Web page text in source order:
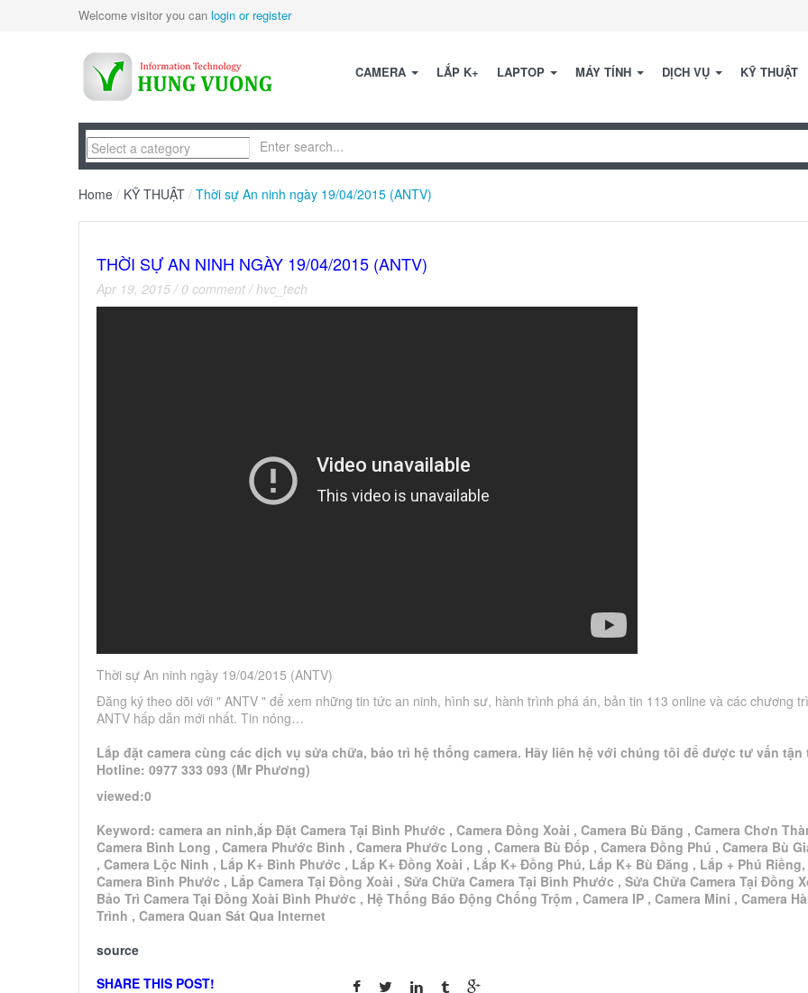
Welcome visitor you can login or register
CAMERA LẮP K+ LAPTOP MÁY TÍNH DỊCH VỤ KỸ THUẬT
Home / KỸ THUẬT / Thời sự An ninh ngày 19/04/2015 (ANTV)
THỜI SỰ AN NINH NGÀY 19/04/2015 (ANTV)
Apr 19, 2015 / 0 comment /hvc_tech
Thời sự An ninh ngày 19/04/2015 (ANTV)
Đăng ký theo dõi với " ANTV " để xem những tin tức an ninh, hình sư, hành trình phá án, bản tin 113 online và các chương
ANTV hấp dẫn mới nhất. Tin nóng…
Lắp đặt camera cùng các dịch vụ sửa chữa, bảo trì hệ thống camera. Hãy liên hệ với chúng tôi để được tư vấn tận
Hotline: 0977 333 093 (Mr Phương)
viewed:0
Keyword: camera an ninh,ắp Đặt Camera Tại Bình Phước , Camera Đồng Xoài , Camera Bù Đăng , Camera Chơn
Camera Bình Long , Camera Phước Bình , Camera Phước Long , Camera Bù Đốp , Camera Đồng Phú , Camera Bù
, Camera Lộc Ninh , Lắp K+ Bình Phước , Lắp K+ Đồng Xoài , Lắp K+ Đồng Phú, Lắp K+ Bù Đăng , Lắp + Phú
Camera Bình Phước , Lắp Camera Tại Đồng Xoài , Sửa Chữa Camera Tại Bình Phước , Sửa Chữa Camera Tại Đồng
Bảo Trì Camera Tại Đồng Xoài Bình Phước , Hệ Thống Báo Động Chống Trộm , Camera IP , Camera Mini , Camera
Trình , Camera Quan Sát Qua Internet
source
SHARE THIS POST!